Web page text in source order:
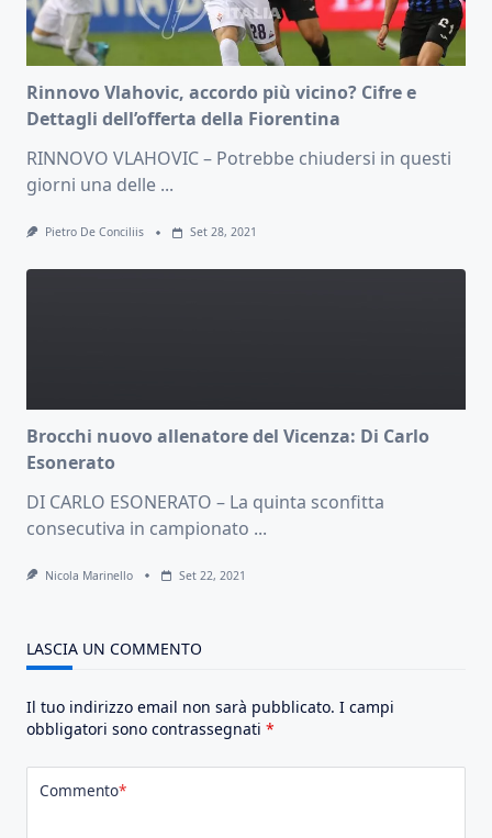
Rinnovo Vlahovic, accordo più vicino? Cifre e
Dettagli dell’offerta della Fiorentina
RINNOVO VLAHOVIC – Potrebbe chiudersi in questi
giorni una delle ...
Pietro De Conciliis Set 28, 2021
Brocchi nuovo allenatore del Vicenza: Di Carlo
Esonerato
DI CARLO ESONERATO – La quinta sconfitta
consecutiva in campionato ...
Nicola Marinello Set 22, 2021
LASCIA UN COMMENTO
Il tuo indirizzo email non sarà pubblicato. I campi
obbligatori sono contrassegnati *
Commento*